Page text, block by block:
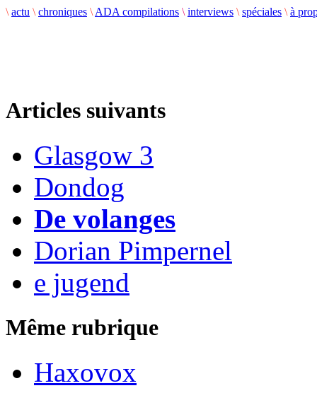
\ actu \ chroniques \ ADA compilations \ interviews \ spéciales \ à
Articles suivants
Glasgow 3
Dondog
De volanges
Dorian Pimpernel
e jugend
Même rubrique
Haxovox